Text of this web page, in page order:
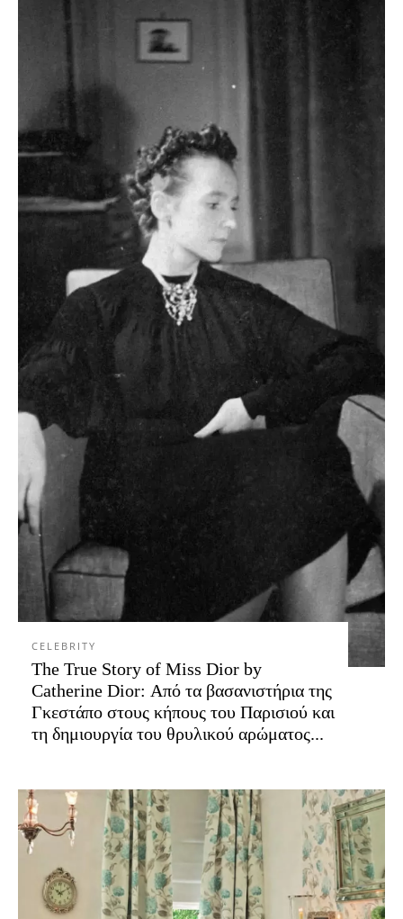
CELEBRITY
The True Story of Miss Dior by
Catherine Dior: Από τα βασανιστήρια της
Γκεστάπο στους κήπους του Παρισιού και
τη δημιουργία του θρυλικού αρώματος...